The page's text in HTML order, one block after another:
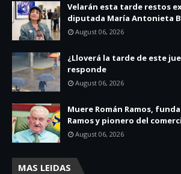
Velarán esta tarde restos
diputada María Antonieta
August 06, 2026
¿Lloverá la tarde de este
responde
August 06, 2026
Muere Román Ramos,
Ramos y pionero del
August 06, 2026
MAS LEIDAS